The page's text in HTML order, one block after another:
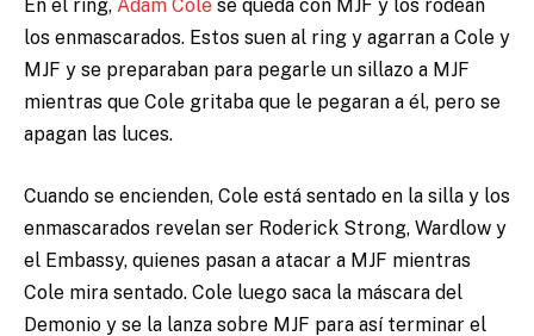
En el ring, Adam Cole se queda con MJF y los rodean
los enmascarados. Estos suen al ring y agarran a Cole y
MJF y se preparaban para pegarle un sillazo a MJF
mientras que Cole gritaba que le pegaran a él, pero se
apagan las luces.
Cuando se encienden, Cole está sentado en la silla y los
enmascarados revelan ser Roderick Strong, Wardlow y
el Embassy, quienes pasan a atacar a MJF mientras
Cole mira sentado. Cole luego saca la máscara del
Demonio y se la lanza sobre MJF para así terminar el